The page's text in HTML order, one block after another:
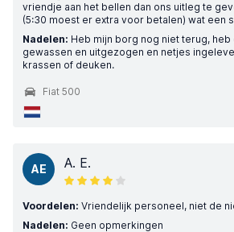
vriendje aan het bellen dan ons uitleg te
(5:30 moest er extra voor betalen) wat een
Nadelen: Heb mijn borg nog niet terug, heb
gewassen en uitgezogen en netjes
krassen of deuken.
Fiat 500
AE A. E.
Voordelen: Vriendelijk personeel, niet de
Nadelen: Geen opmerkingen